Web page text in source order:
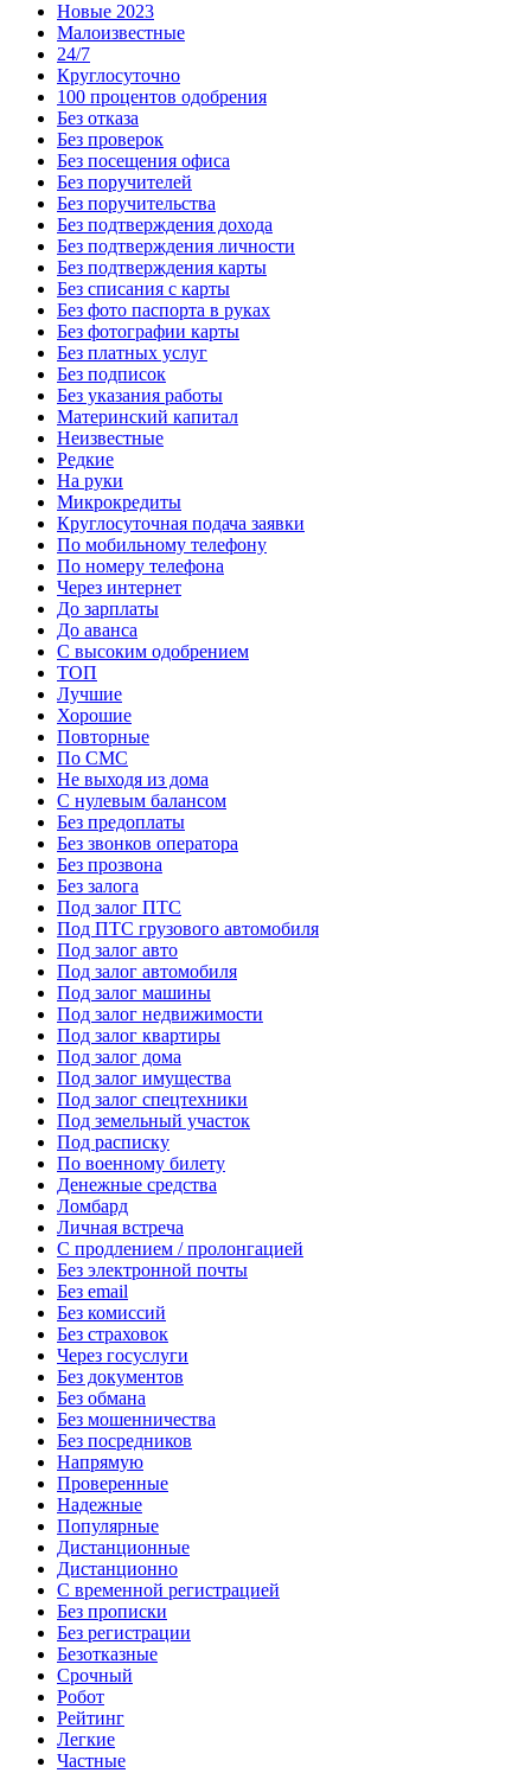
Новые 2023
Малоизвестные
24/7
Круглосуточно
100 процентов одобрения
Без отказа
Без проверок
Без посещения офиса
Без поручителей
Без поручительства
Без подтверждения дохода
Без подтверждения личности
Без подтверждения карты
Без списания с карты
Без фото паспорта в руках
Без фотографии карты
Без платных услуг
Без подписок
Без указания работы
Материнский капитал
Неизвестные
Редкие
На руки
Микрокредиты
Круглосуточная подача заявки
По мобильному телефону
По номеру телефона
Через интернет
До зарплаты
До аванса
С высоким одобрением
ТОП
Лучшие
Хорошие
Повторные
По СМС
Не выходя из дома
С нулевым балансом
Без предоплаты
Без звонков оператора
Без прозвона
Без залога
Под залог ПТС
Под ПТС грузового автомобиля
Под залог авто
Под залог автомобиля
Под залог машины
Под залог недвижимости
Под залог квартиры
Под залог дома
Под залог имущества
Под залог спецтехники
Под земельный участок
Под расписку
По военному билету
Денежные средства
Ломбард
Личная встреча
С продлением / пролонгацией
Без электронной почты
Без email
Без комиссий
Без страховок
Через госуслуги
Без документов
Без обмана
Без мошенничества
Без посредников
Напрямую
Проверенные
Надежные
Популярные
Дистанционные
Дистанционно
С временной регистрацией
Без прописки
Без регистрации
Безотказные
Срочный
Робот
Рейтинг
Легкие
Частные